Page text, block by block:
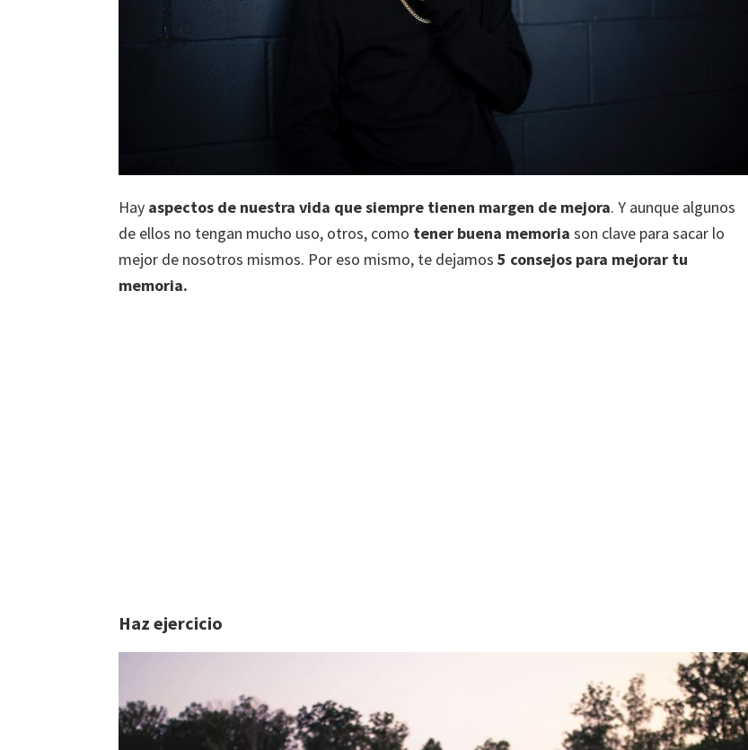
Hay aspectos de nuestra vida que siempre tienen margen de mejora. Y aunque algunos
de ellos no tengan mucho uso, otros, como tener buena memoria son clave para sacar lo
mejor de nosotros mismos. Por eso mismo, te dejamos 5 consejos para mejorar tu
memoria.
Haz ejercicio